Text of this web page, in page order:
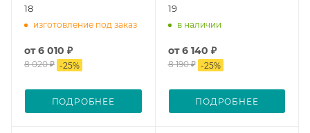
18
изготовление под заказ
от6 010 ₽
8 020 ₽ -25%
ПОДРОБНЕЕ
19
в наличии
от6 140 ₽
8 190 ₽ -25%
ПОДРОБНЕЕ